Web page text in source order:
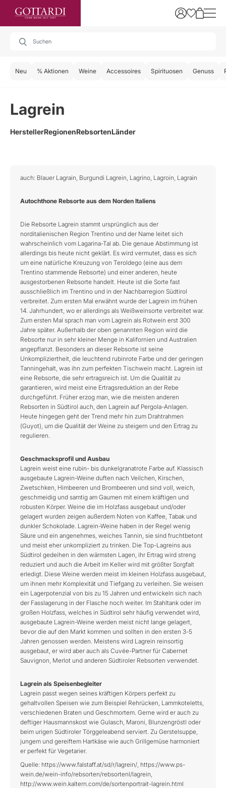
Neu % Aktionen Weine Accessoires Spirituosen Genuss
Lagrein
HerstellerRegionenRebsortenLänder
auch: Blauer Lagrain, Burgundi Lagrein, Lagrino, Lagroin, Lagrain
Autochthone Rebsorte aus dem Norden Italiens
Die Rebsorte Lagrein stammt ursprünglich aus der
norditalienischen Region Trentino und der Name leitet sich
wahrscheinlich vom Lagarina-Tal ab. Die genaue Abstimmung ist
allerdings bis heute nicht geklärt. Es wird vermutet, dass es sich
um eine natürliche Kreuzung von Teroldego (eine aus dem
Trentino stammende Rebsorte) und einer anderen, heute
ausgestorbenen Rebsorte handelt. Heute ist die Sorte fast
ausschließlich im Trentino und in der Nachbarregion Südtirol
verbreitet. Zum ersten Mal erwähnt wurde der Lagrein im frühen
14. Jahrhundert, wo er allerdings als Weißweinsorte verbreitet war.
Zum ersten Mal sprach man vom Lagrein als Rotwein erst 300
Jahre später. Außerhalb der oben genannten Region wird die
Rebsorte nur in sehr kleiner Menge in Kalifornien und Australien
angepflanzt. Besonders an dieser Rebsorte ist seine
Unkompliziertheit, die leuchtend rubinrote Farbe und der geringen
Tanningehalt, was ihn zum perfekten Tischwein macht. Lagrein ist
eine Rebsorte, die sehr ertragsreich ist. Um die Qualität zu
garantieren, wird meist eine Ertragsreduktion an der Rebe
durchgeführt. Früher erzog man, wie die meisten anderen
Rebsorten in Südtirol auch, den Lagrein auf Pergola-Anlagen.
Heute hingegen geht der Trend mehr hin zum Drahtrahmen
(Guyot), um die Qualität der Weine zu steigern und den Ertrag zu
regulieren.
Geschmacksprofil und Ausbau
Lagrein weist eine rubin- bis dunkelgranatrote Farbe auf. Klassisch
ausgebaute Lagrein-Weine duften nach Veilchen, Kirschen,
Zwetschken, Himbeeren und Brombeeren und sind voll, weich,
geschmeidig und samtig am Gaumen mit einem kräftigen und
robusten Körper. Weine die im Holzfass ausgebaut und/oder
gelagert wurden zeigen außerdem Noten von Kaffee, Tabak und
dunkler Schokolade. Lagrein-Weine haben in der Regel wenig
Säure und ein angenehmes, weiches Tannin, sie sind fruchtbetont
und meist eher unkompliziert zu trinken. Die Top-Lagreins aus
Südtirol gedeihen in den wärmsten Lagen, ihr Ertrag wird streng
reduziert und auch die Arbeit im Keller wird mit größter Sorgfalt
erledigt. Diese Weine werden meist im kleinen Holzfass ausgebaut,
um ihnen mehr Komplexität und Tiefgang zu verleihen. Sie weisen
ein Lagerpotenzial von bis zu 15 Jahren und entwickeln sich nach
der Fasslagerung in der Flasche noch weiter. Im Stahltank oder im
großen Holzfass, welches in Südtirol sehr häufig verwendet wird,
ausgebaute Lagrein-Weine werden meist nicht lange gelagert,
bevor die auf den Markt kommen und sollten in den ersten 3-5
Jahren genossen werden. Meistens wird Lagrein reinsortig
ausgebaut, er wird aber auch als Cuvée-Partner für Cabernet
Sauvignon, Merlot und anderen Südtiroler Rebsorten verwendet.
Lagrein als Speisenbegleiter
Lagrein passt wegen seines kräftigen Körpers perfekt zu
gehaltvollen Speisen wie zum Beispiel Rehrücken, Lammkoteletts,
verschiedenen Braten und Geschmortem. Gerne wird er auch zu
deftiger Hausmannskost wie Gulasch, Maroni, Blunzengröstl oder
beim urigen Südtiroler Törggeleabend serviert. Zu Gerstelsuppe,
jungem und gereiftem Hartkäse wie auch Grillgemüse harmoniert
er perfekt für Vegetarier.
Quelle: https://www.falstaff.at/sd/r/lagrein/, https://www.ps-
wein.de/wein-info/rebsorten/rebsortenl/lagrein,
http://www.wein.kaltern.com/de/sortenportrait-lagrein.html